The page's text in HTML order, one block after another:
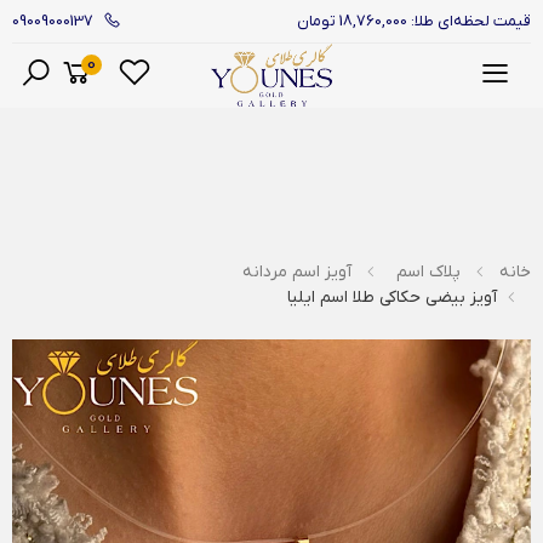
قیمت لحظه‌ای طلا: 18,760,000 تومان 09009000137
منو
0
خانه پلاک اسم
آویز اسم مردانه
آویز بیضی حکاکی طلا اسم ایلیا